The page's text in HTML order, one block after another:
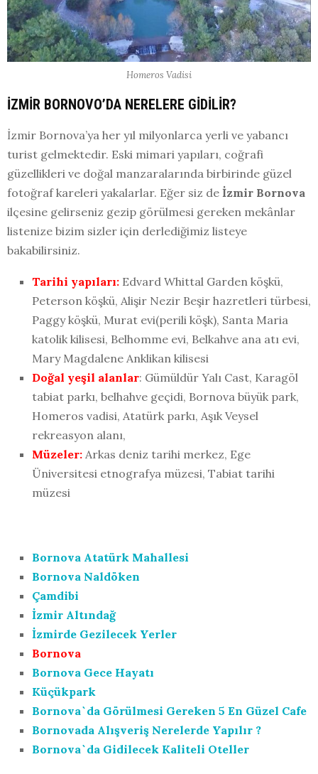
Homeros Vadisi
İZMİR BORNOVO’DA NERELERE GİDİLİR?
İzmir Bornova’ya her yıl milyonlarca yerli ve yabancı
turist gelmektedir. Eski mimari yapıları, coğrafi
güzellikleri ve doğal manzaralarında birbirinde güzel
fotoğraf kareleri yakalarlar. Eğer siz de İzmir Bornova
ilçesine gelirseniz gezip görülmesi gereken mekânlar
listenize bizim sizler için derlediğimiz listeye
bakabilirsiniz.
Tarihi yapıları: Edvard Whittal Garden köşkü,
Peterson köşkü, Alişir Nezir Beşir hazretleri türbesi,
Paggy köşkü, Murat evi(perili köşk), Santa Maria
katolik kilisesi, Belhomme evi, Belkahve ana atı evi,
Mary Magdalene Anklikan kilisesi
Doğal yeşil alanlar: Gümüldür Yalı Cast, Karagöl
tabiat parkı, belhahve geçidi, Bornova büyük park,
Homeros vadisi, Atatürk parkı, Aşık Veysel
rekreasyon alanı,
Müzeler: Arkas deniz tarihi merkez, Ege
Üniversitesi etnografya müzesi, Tabiat tarihi
müzesi
Bornova Atatürk Mahallesi
Bornova Naldöken
Çamdibi
İzmir Altındağ
İzmirde Gezilecek Yerler
Bornova
Bornova Gece Hayatı
Küçükpark
Bornova`da Görülmesi Gereken 5 En Güzel Cafe
Bornovada Alışveriş Nerelerde Yapılır ?
Bornova`da Gidilecek Kaliteli Oteller